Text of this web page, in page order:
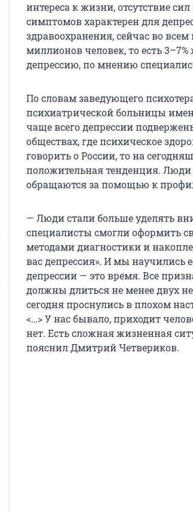
интереса к жизни, отсутствие
симптомов характерен для
здравоохранения, сейчас во
миллионов человек, то есть
депрессию, по мнению
По словам заведующего
психиатрической больницы
чаще всего депрессии
обществах, где психическое
говорить о России, то на
положительная тенденция.
обращаются за помощью к
— Люди стали больше уделять
специалисты смогли оформить
методами диагностики и
вас депрессия». И мы научились
депрессии — это время. Все
должны длиться не менее двух
сегодня проснулись в плохом
<…> У нас бывало, приходит
нет. Есть сложная жизненная
пояснил Дмитрий Четвериков.